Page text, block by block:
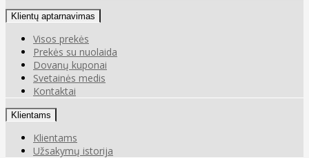
Klientų aptarnavimas
Visos prekės
Prekės su nuolaida
Dovanų kuponai
Svetainės medis
Kontaktai
Klientams
Klientams
Užsakymų istorija